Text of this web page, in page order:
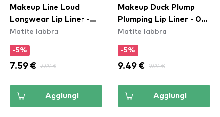
Makeup Line Loud
Longwear Lip Liner -
Daring Damsel
Matite labbra
-5%
7.59 € 7.99 €
Aggiungi
Makeup Duck Plump
Plumping Lip Liner - 08
Dash Of Cocoa
Matite labbra
-5%
9.49 € 9.99 €
Aggiungi